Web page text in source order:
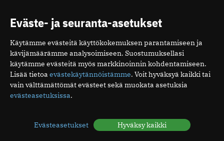
Viikon käänteiset uutiset
15.03.2026 10:15
Kosketuksella olisi monenlaista käyttöä
parantamisessa
11.12.2025 09:58
07.12.2025 13:59
Eväste- ja seuranta-asetukset
Käytämme evästeitä käyttökokemuksen parantamiseen ja
kävijämäärämme analysoimiseen. Suostumuksellasi
käytämme evästeitä myös markkinoinnin kohdentamiseen.
Lisää tietoa evästekäytännöistämme. Voit hyväksyä kaikki tai
vain välttämättömät evästeet sekä muokata asetuksia
evästeasetuksissa.
Evästeasetukset Hyväksy kaikki